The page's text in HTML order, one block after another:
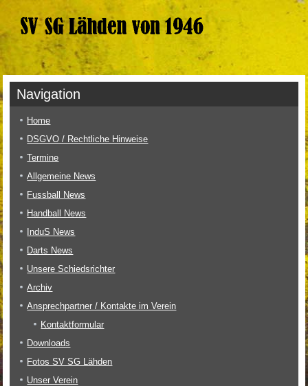
Navigation
Home
DSGVO / Rechtliche Hinweise
Termine
Allgemeine News
Fussball News
Handball News
InduS News
Darts News
Unsere Schiedsrichter
Archiv
Ansprechpartner / Kontakte im Verein
Kontaktformular
Downloads
Fotos SV SG Lähden
Unser Verein